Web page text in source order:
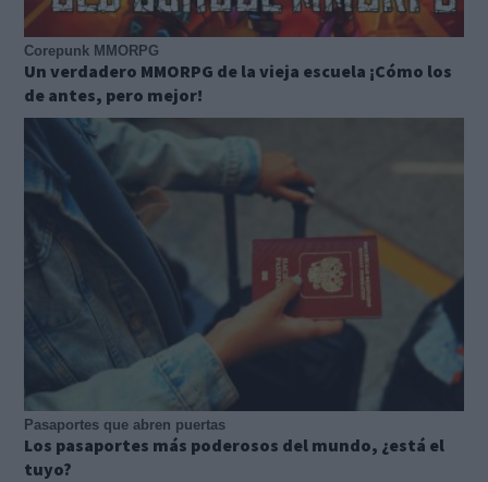
Corepunk MMORPG
Un verdadero MMORPG de la vieja escuela ¡Cómo los
de antes, pero mejor!
Pasaportes que abren puertas
Los pasaportes más poderosos del mundo, ¿está el
tuyo?